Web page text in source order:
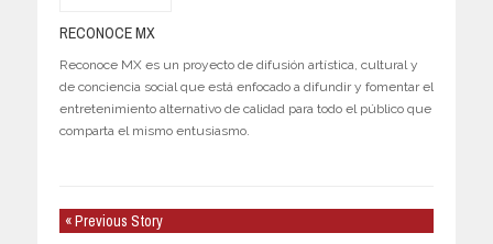
RECONOCE MX
Reconoce MX es un proyecto de difusión artística, cultural y
de conciencia social que está enfocado a difundir y fomentar el
entretenimiento alternativo de calidad para todo el público que
comparta el mismo entusiasmo.
« Previous Story